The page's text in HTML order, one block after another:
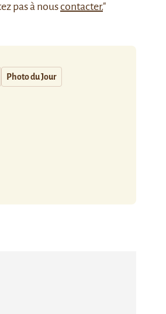
pas à nouscontacter."
Photo du Jour